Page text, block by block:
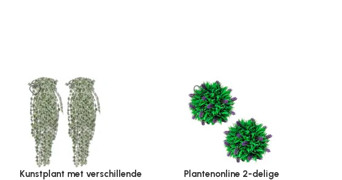
Plantenonline Broeikas 114x80x50
Plantenonline Broeikas 60x45x100